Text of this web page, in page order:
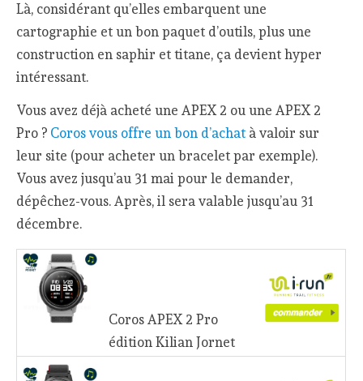
Là, considérant qu’elles embarquent une
cartographie et un bon paquet d’outils, plus une
construction en saphir et titane, ça devient hyper
intéressant.
Vous avez déjà acheté une APEX 2 ou une APEX 2
Pro ? Coros vous offre un bon d’achat à valoir sur
leur site (pour acheter un bracelet par exemple).
Vous avez jusqu’au 31 mai pour le demander,
dépêchez-vous. Après, il sera valable jusqu’au 31
décembre.
Coros APEX 2 Pro
édition Kilian Jornet